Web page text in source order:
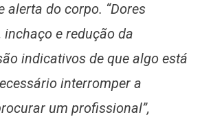
alerta do corpo. “Dores
inchaço e redução da
indicativos de que algo está
interromper a
um profissional”,